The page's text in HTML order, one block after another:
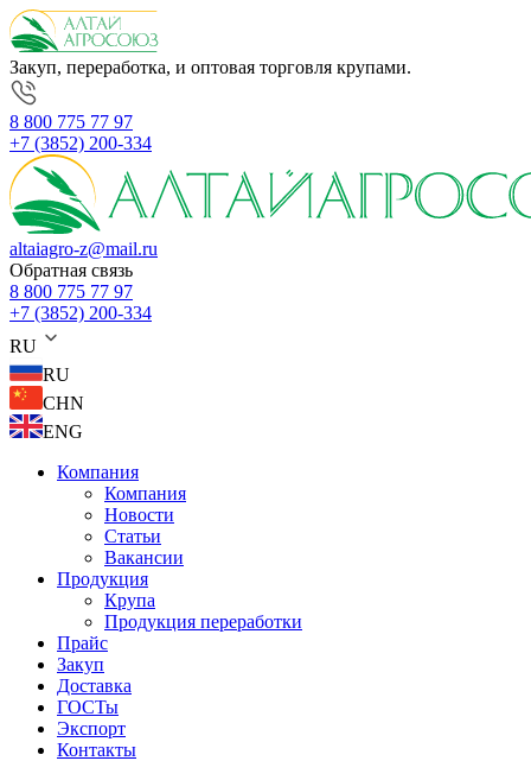
Закуп, переработка, и оптовая торговля крупами.
8 800 775 77 97
+7 (3852) 200-334
altaiagro-z@mail.ru
Обратная связь
8 800 775 77 97
+7 (3852) 200-334
RU
RU
CHN
ENG
Компания
Компания
Новости
Статьи
Вакансии
Продукция
Крупа
Продукция переработки
Прайс
Закуп
Доставка
ГОСТы
Экспорт
Контакты